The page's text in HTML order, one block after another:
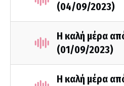
(04/09/2023)
Η καλή μέρα
(01/09/2023)
Η καλή μέρα